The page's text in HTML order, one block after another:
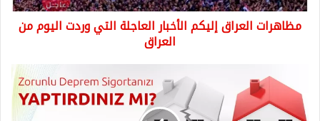
من
العراق
مظاهرات العراق إليكم الأخبار العاجلة التي وردت اليوم من
العراق
زلزال
اسطنبول
اعداد